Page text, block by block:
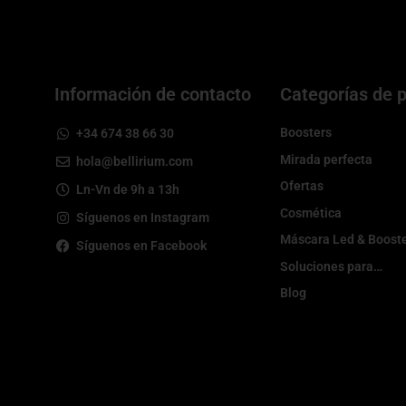
Información de contacto
+34 674 38 66 30
hola@bellirium.com
Ln-Vn de 9h a 13h
Síguenos en Instagram
Síguenos en Facebook
Categorías de
Boosters
Mirada perfecta
Ofertas
Cosmética
Máscara Led &
Soluciones para…
Blog